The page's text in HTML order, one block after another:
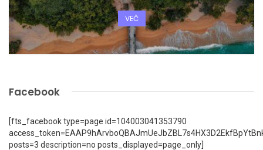
VEČ
Facebook
[fts_facebook type=page id=104003041353790
posts=3 description=no posts_displayed=page_only]